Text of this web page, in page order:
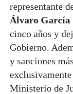
representante
Álvaro
cinco años y
Gobierno.
y sanciones
Ministerio de